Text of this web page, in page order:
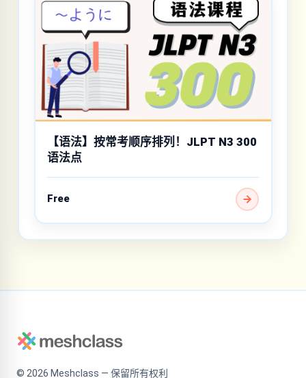
【语法】按常考顺序排列！JLPT N3 300
语法点
Free
© 2026 Meshclass — 保留所有权利